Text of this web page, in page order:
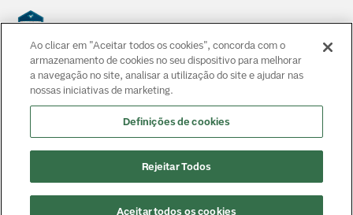
Saber mais
Responsáveis técnicos: Alphaville: Dr. João Paulo Muaccad Gama
- CRM 152994. Liberdade: Dra. Ana Carolina Martins Costa
135237
Ao clicar em "Aceitar todos os cookies", concorda com o
armazenamento de cookies no seu dispositivo para melhorar
a navegação no site, analisar a utilização do site e ajudar nas
nossas iniciativas de marketing.
Definições de cookies
Rejeitar Todos
Aceitar todos os cookies